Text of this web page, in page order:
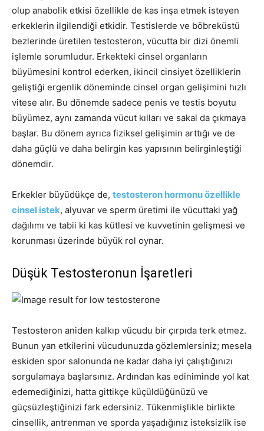
olup anabolik etkisi özellikle de kas inşa etmek isteyen
erkeklerin ilgilendiği etkidir. Testislerde ve böbreküstü
bezlerinde üretilen testosteron, vücutta bir dizi önemli
işlemle sorumludur. Erkekteki cinsel organların
büyümesini kontrol ederken, ikincil cinsiyet özelliklerin
geliştiği ergenlik döneminde cinsel organ gelişimini hızlı
vitese alır. Bu dönemde sadece penis ve testis boyutu
büyümez, aynı zamanda vücut kılları ve sakal da çıkmaya
başlar. Bu dönem ayrıca fiziksel gelişimin arttığı ve de
daha güçlü ve daha belirgin kas yapısının belirginleştiği
dönemdir.
Erkekler büyüdükçe de, testosteron hormonu özellikle
cinsel istek, alyuvar ve sperm üretimi ile vücuttaki yağ
dağılımı ve tabii ki kas kütlesi ve kuvvetinin gelişmesi ve
korunması üzerinde büyük rol oynar.
Düşük Testosteronun İşaretleri
Testosteron aniden kalkıp vücudu bir çırpıda terk etmez.
Bunun yan etkilerini vücudunuzda gözlemlersiniz; mesela
eskiden spor salonunda ne kadar daha iyi çalıştığınızı
sorgulamaya başlarsınız. Ardından kas ediniminde yol kat
edemediğinizi, hatta gittikçe küçüldüğünüzü ve
güçsüzleştiğinizi fark edersiniz. Tükenmişlikle birlikte
cinsellik, antrenman ve sporda yaşadığınız isteksizlik ise